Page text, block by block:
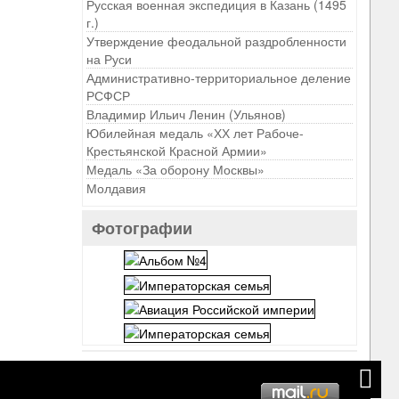
Русская военная экспедиция в Казань (1495
г.)
Утверждение феодальной раздробленности
на Руси
Административно-территориальное деление
РСФСР
Владимир Ильич Ленин (Ульянов)
Юбилейная медаль «ХХ лет Рабоче-
Крестьянской Красной Армии»
Медаль «За оборону Москвы»
Молдавия
Фотографии